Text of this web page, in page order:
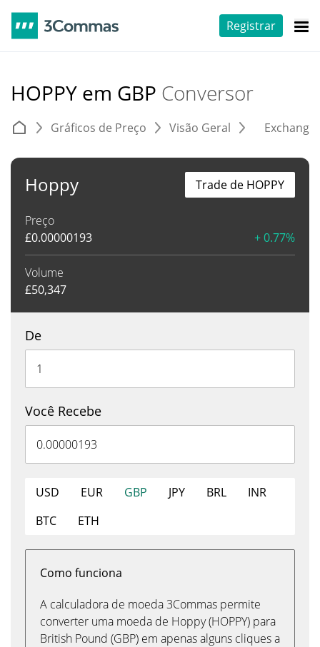
Registrar
HOPPY em GBP Conversor
Gráficos de Preço Visão Geral
Hoppy
Preço
£0.00000193 + 0.77%
Volume
£50,347
Trade de HOPPY
De
Você Recebe
USD EUR GBP JPY BRL
INR
BTC
ETH
Como funciona
A calculadora de moeda 3Commas permite
converter uma moeda de Hoppy (HOPPY) para
British Pound (GBP) em apenas alguns cliques a